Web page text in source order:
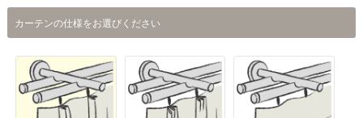
カーテンの仕様をお選びください